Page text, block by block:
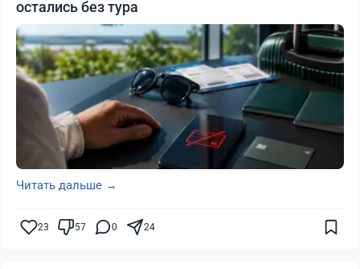
остались без тура
Читать дальше →
23 57 0 24